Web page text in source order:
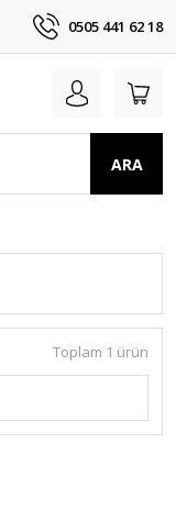
0505 441 62 18
ARA
Toplam 1 ürün